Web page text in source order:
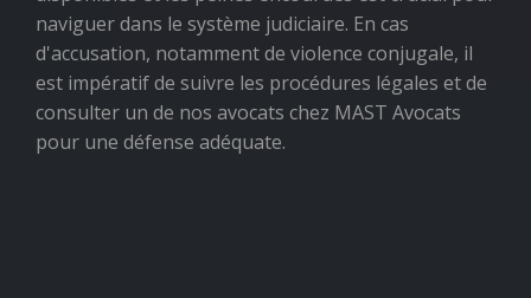
naviguer dans le système judiciaire. En cas
d'accusation, notamment de violence conjugale, il
est impératif de suivre les procédures légales et de
consulter un de nos avocats chez MAST Avocats
pour une défense adéquate.